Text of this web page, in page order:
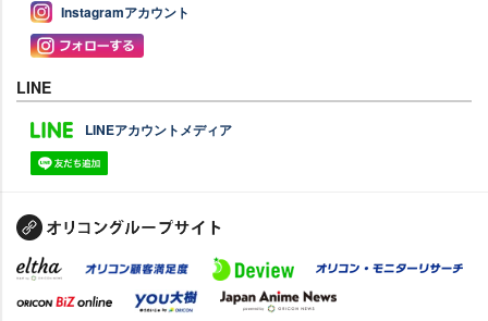
Instagramアカウント
LINE
LINEアカウントメディア